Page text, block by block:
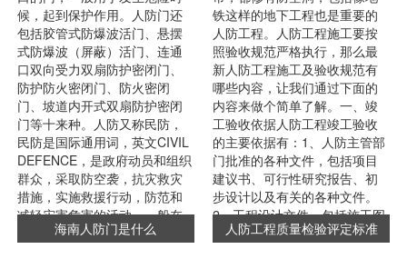
墙、密闭观察窗和防毒通道，
墙洞口设临空防护密闭封堵钢
板，通风口设防爆波通风活
门。人防门安装施工的10个要
点：：1.人防门的规格以门洞口
净......
满足客户的各种要求，换句话
说，人防电气密闭套管上面的
套管大小与数量多少根据客户
的要求生产制作。二、人防电
气密闭套管执行的标准人防
电......
候，起到保护作用。人防门还
包括胶管式防爆波活门、悬摆
式防爆波（屏蔽）活门、连通
口双向受力双扇防护密闭门、
防护防火密闭门、防火密闭
门、坡道内开式双扇防护密闭
门等十来种。人防又称民防，
民防是国际通用词，英文CIVIL
DEFENCE，是政府动员和组织
群众，采取防空袭，抗灾救灾
措施，实施救援行动，防范和
减轻灾害危害的活动。一般在
地下停车场和地下商场中的门
海南人防门是什么
铁这样的地下工程也是重要的
人防工程。人防工程施工要按
照验收规范严格执行，那么最
新人防工程施工及验收规范有
哪些内容，让我们通过下面的
内容来做个简单了解。一、竣
工验收依据人防工程竣工验收
的主要依据有：1、人防主管部
门批准的各种文件，包括项目
建议书、可行性研究报告、初
步设计以及有关的各种文件。
2、工程设计文件，包括施工图
设计图纸及说明、有关变更
人防工程质量检验评定标准